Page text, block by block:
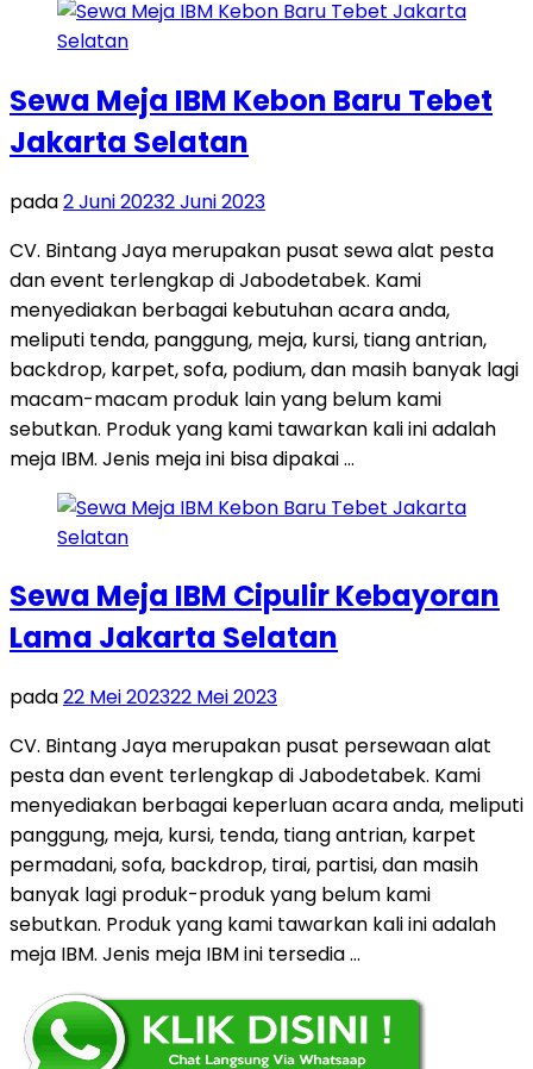
Sewa Meja IBM Kebon Baru Tebet
Jakarta Selatan
pada2 Juni 20232 Juni 2023
CV. Bintang Jaya merupakan pusat sewa alat pesta
dan event terlengkap di Jabodetabek. Kami
menyediakan berbagai kebutuhan acara anda,
meliputi tenda, panggung, meja, kursi, tiang antrian,
backdrop, karpet, sofa, podium, dan masih banyak lagi
macam-macam produk lain yang belum kami
sebutkan. Produk yang kami tawarkan kali ini adalah
meja IBM. Jenis meja ini bisa dipakai …
Sewa Meja IBM Cipulir Kebayoran
Lama Jakarta Selatan
pada22 Mei 202322 Mei 2023
CV. Bintang Jaya merupakan pusat persewaan alat
pesta dan event terlengkap di Jabodetabek. Kami
menyediakan berbagai keperluan acara anda, meliputi
panggung, meja, kursi, tenda, tiang antrian, karpet
permadani, sofa, backdrop, tirai, partisi, dan masih
banyak lagi produk-produk yang belum kami
sebutkan. Produk yang kami tawarkan kali ini adalah
meja IBM. Jenis meja IBM ini tersedia …